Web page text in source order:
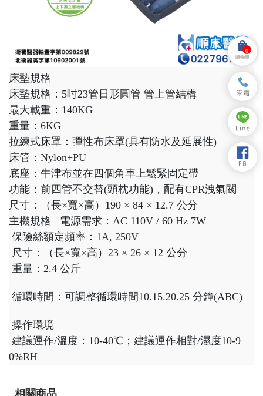
床墊規格
床墊規格：5吋23管日形圓管 管上管結構
最大載重：140KG
重量：6KG
拉練式床罩：彈性布床罩(具有防水及延展性)
床管：Nylon+PU
底座：牛津布並在四個角車上鬆緊固定帶
功能：前四管不交替(頭枕功能)，配有CPR洩氣閥
尺寸：（長×寬×高）190 × 84 × 12.7 公分
主機規格
電源需求：AC 110V / 60 Hz 7W
保險絲額定頻率：1A, 250V
尺寸：（長×寬×高）23 × 26 × 12 公分
重量：2.4 公斤
循環時間：可調整循環時間10.15.20.25 分鐘(ABC)
操作環境
建議運作/溫度：10-40℃；建議運作相對/濕度10-9
0%RH
相關商品
購物車
0